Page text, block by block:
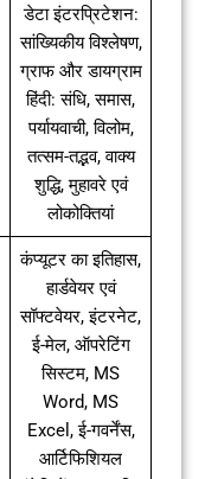
डेटा इंटरप्रिटेशन:
सांख्यिकीय विश्लेषण,
ग्राफ और डायग्राम
हिंदी: संधि, समास,
पर्यायवाची, विलोम,
तत्सम-तद्भव, वाक्य
शुद्धि, मुहावरे एवं
लोकोक्तियां
कंप्यूटर का इतिहास,
हार्डवेयर एवं
सॉफ्टवेयर, इंटरनेट,
ई-मेल, ऑपरेटिंग
सिस्टम, MS
Word, MS
Excel, ई-गवर्नेंस,
आर्टिफिशियल